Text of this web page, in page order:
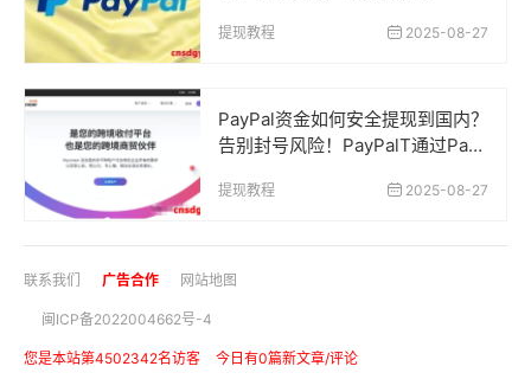
提现教程 2025-08-27
PayPal资金如何安全提现到国内？
告别封号风险！PayPalT通过Payo
方法
提现教程 2025-08-27
联系我们 广告合作 网站地图
闽ICP备2022004662号-4
您是本站第4502342名访客 今日有0篇新文章/评论